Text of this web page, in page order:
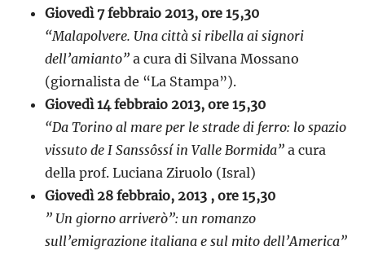
Giovedì 7 febbraio 2013, ore 15,30
“Malapolvere. Una città si ribella ai signori
dell’amianto” a cura di Silvana Mossano
(giornalista de “La Stampa”).
Giovedì 14 febbraio 2013, ore 15,30
“Da Torino al mare per le strade di ferro: lo spazio
vissuto de I Sanssôssí in Valle Bormida” a cura
della prof. Luciana Ziruolo (Isral)
Giovedì 28 febbraio, 2013 , ore 15,30
” Un giorno arriverò”: un romanzo
sull’emigrazione italiana e sul mito dell’America”